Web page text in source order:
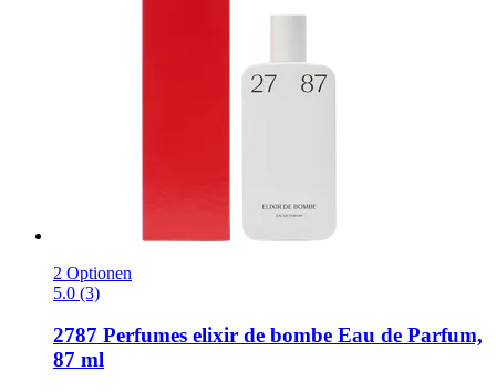
2 Optionen
5.0 (3)
2787 Perfumes elixir de bombe Eau de Parfum,
87 ml